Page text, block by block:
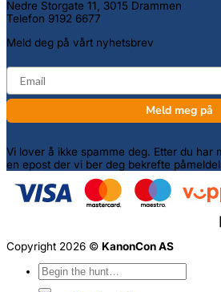
Nedre Storgate 11, 3015 Drammen
Telefon 9192 6677
Meld deg på vårt nyhetsbrev
email
Meld meg på
Vi lover å ikke spamme deg. Etter du har
en epost der vi ber deg bekrefte
Copyright 2026 © KanonCon AS
Søk
etter: